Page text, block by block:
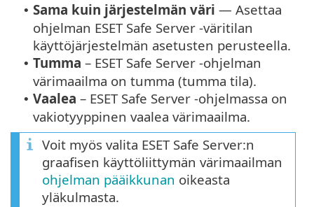
• Sama kuin järjestelmän väri — Asettaa
ohjelman ESET Safe Server -väritilan
käyttöjärjestelmän asetusten perusteella.
• Tumma – ESET Safe Server -ohjelman
värimaailma on tumma (tumma tila).
• Vaalea – ESET Safe Server -ohjelmassa on
vakiotyyppinen vaalea värimaailma.
Voit myös valita ESET Safe Server:n
graafisen käyttöliittymän värimaailman
ohjelman pääikkunan oikeasta
yläkulmasta.